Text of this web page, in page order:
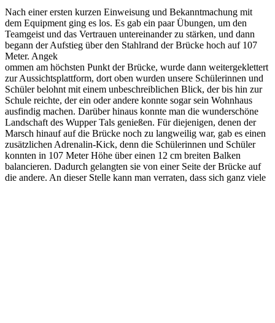
Nach einer ersten kurzen Einweisung und Bekanntmachung mit
dem Equipment ging es los. Es gab ein paar Übungen, um den
Teamgeist und das Vertrauen untereinander zu stärken, und dann
begann der Aufstieg über den Stahlrand der Brücke hoch auf 107
Meter. Angek
ommen am höchsten Punkt der Brücke, wurde dann weitergeklettert
zur Aussichtsplattform, dort oben wurden unsere Schülerinnen und
Schüler belohnt mit einem unbeschreiblichen Blick, der bis hin zur
Schule reichte, der ein oder andere konnte sogar sein Wohnhaus
ausfindig machen. Darüber hinaus konnte man die wunderschöne
Landschaft des Wupper Tals genießen. Für diejenigen, denen der
Marsch hinauf auf die Brücke noch zu langweilig war, gab es einen
zusätzlichen Adrenalin-Kick, denn die Schülerinnen und Schüler
konnten in 107 Meter Höhe über einen 12 cm breiten Balken
balancieren. Dadurch gelangten sie von einer Seite der Brücke auf
die andere. An dieser Stelle kann man verraten, dass sich ganz viele